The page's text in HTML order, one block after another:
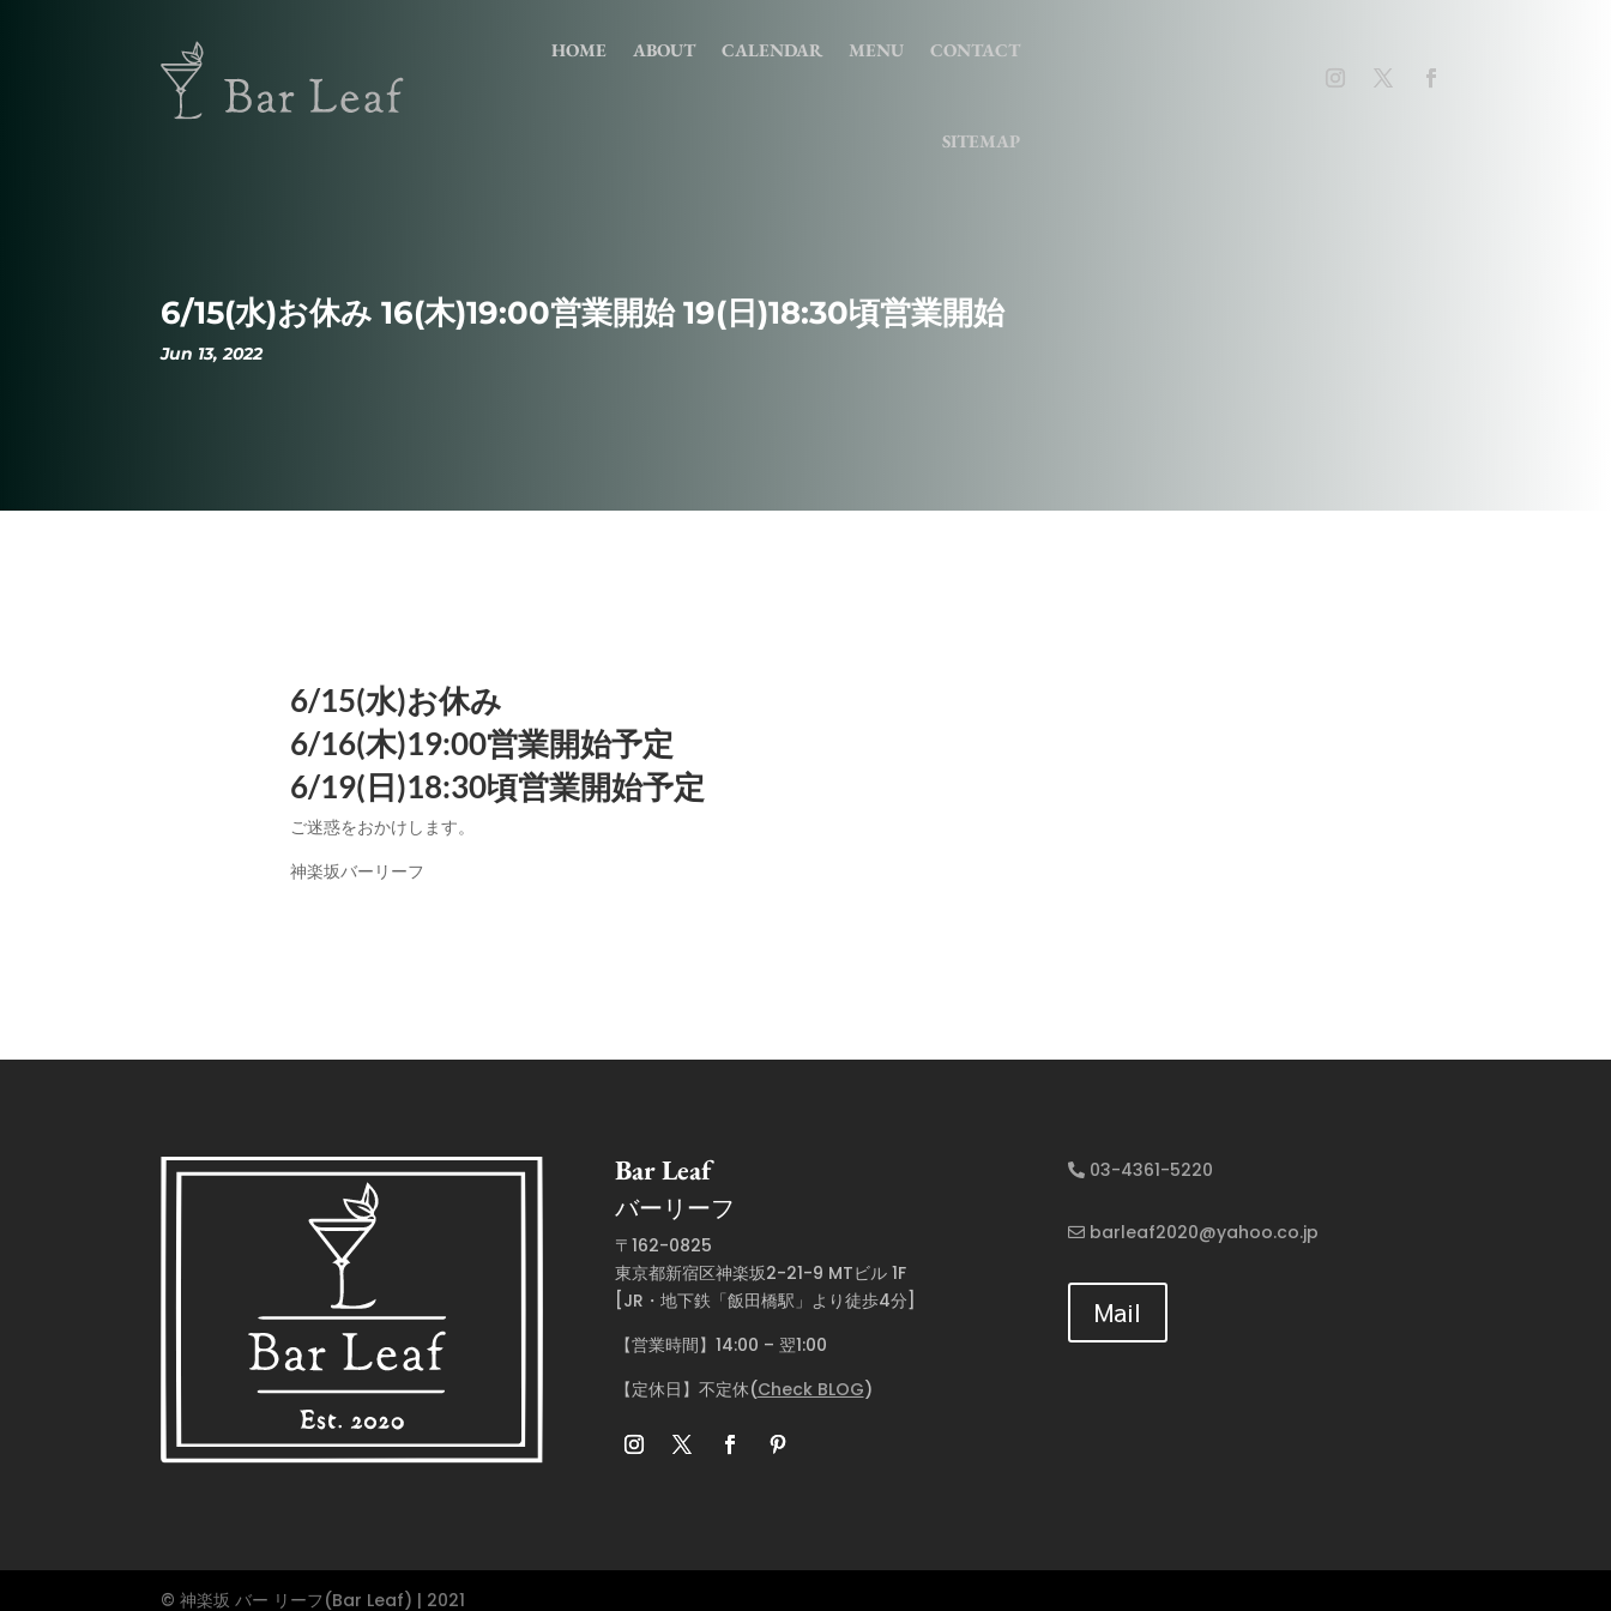
HOME ABOUT CALENDAR MENU CONTACT
SITEMAP
6/15(水)お休み 16(木)19:00営業開始 19(日)18:30頃営業開始
Jun 13, 2022
6/15(水)お休み
6/16(木)19:00営業開始予定
6/19(日)18:30頃営業開始予定
ご迷惑をおかけします。
神楽坂バーリーフ
Bar Leaf
バーリーフ
〒162-0825
東京都新宿区神楽坂2-21-9 MTビル 1F
[JR・地下鉄「飯田橋駅」より徒歩4分]
【営業時間】14:00 – 翌1:00
【定休日】不定休(Check BLOG)
03-4361-5220
barleaf2020@yahoo.co.jp
Mail
© 神楽坂 バー リーフ(Bar Leaf) | 2021